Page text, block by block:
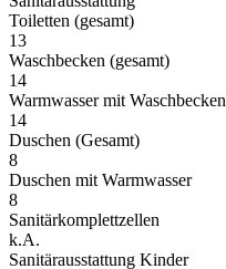
Toiletten (gesamt)
13
Waschbecken (gesamt)
14
Warmwasser mit Waschbecken
14
Duschen (Gesamt)
8
Duschen mit Warmwasser
8
Sanitärkomplettzellen
k.A.
Sanitärausstattung Kinder